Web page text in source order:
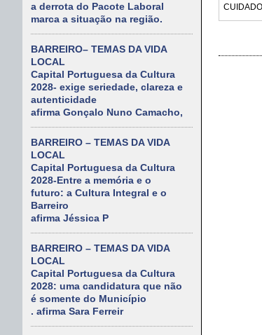
a derrota do Pacote Laboral
marca a situação na região.
BARREIRO– TEMAS DA VIDA
LOCAL
Capital Portuguesa da Cultura
2028- exige seriedade, clareza e
autenticidade
afirma Gonçalo Nuno Camacho,
BARREIRO – TEMAS DA VIDA
LOCAL
Capital Portuguesa da Cultura
2028-Entre a memória e o
futuro: a Cultura Integral e o
Barreiro
afirma Jéssica P
BARREIRO – TEMAS DA VIDA
LOCAL
Capital Portuguesa da Cultura
2028: uma candidatura que não
é somente do Município
. afirma Sara Ferreir